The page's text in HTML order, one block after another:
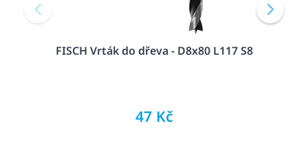
FISCH Vrták do dřeva - D8x80 L117 S8
47 Kč